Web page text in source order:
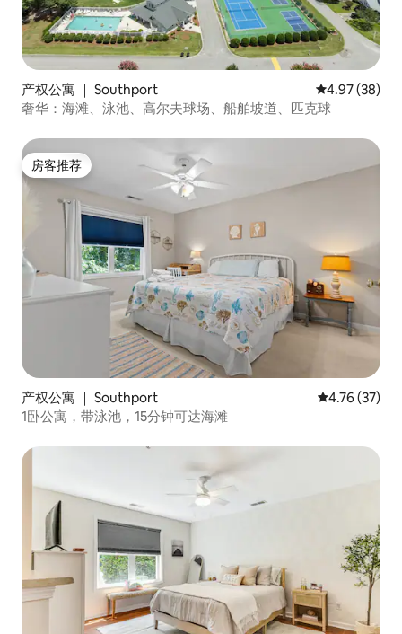
产权公寓 ｜ Southport 平均评分
4.97 (38)
奢华：海滩、泳池、高尔夫球场、船舶坡道、匹克球
房客推荐
房客推荐
产权公寓 ｜ Southport 平均评分
4.76 (37)
1卧公寓，带泳池，15分钟可达海滩